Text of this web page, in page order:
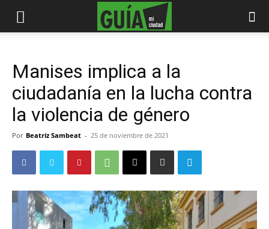
Manises implica a la
ciudadanía en la lucha contra
la violencia de género
Por Beatriz Sambeat - 25 de noviembre de 2021